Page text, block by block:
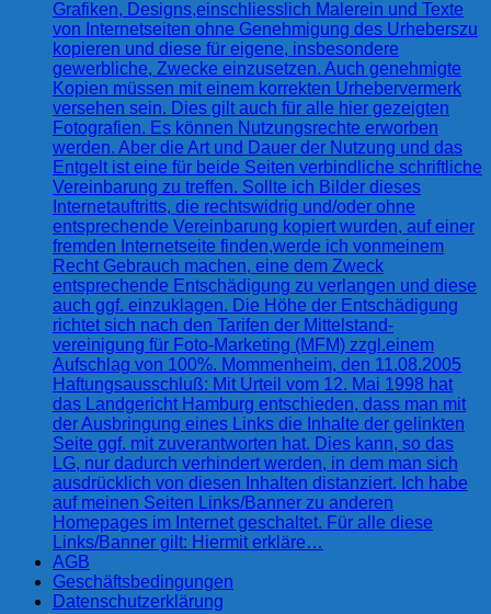
Grafiken, Designs,einschliesslich Malerein und Texte
von Internetseiten ohne Genehmigung des Urheberszu
kopieren und diese für eigene, insbesondere
gewerbliche, Zwecke einzusetzen. Auch genehmigte
Kopien müssen mit einem korrekten Urhebervermerk
versehen sein. Dies gilt auch für alle hier gezeigten
Fotografien. Es können Nutzungsrechte erworben
werden. Aber die Art und Dauer der Nutzung und das
Entgelt ist eine für beide Seiten verbindliche schriftliche
Vereinbarung zu treffen. Sollte ich Bilder dieses
Internetauftritts, die rechtswidrig und/oder ohne
entsprechende Vereinbarung kopiert wurden, auf einer
fremden Internetseite finden,werde ich vonmeinem
Recht Gebrauch machen, eine dem Zweck
entsprechende Entschädigung zu verlangen und diese
auch ggf. einzuklagen. Die Höhe der Entschädigung
richtet sich nach den Tarifen der Mittelstand-
vereinigung für Foto-Marketing (MFM) zzgl.einem
Aufschlag von 100%. Mommenheim, den 11.08.2005
Haftungsausschluß: Mit Urteil vom 12. Mai 1998 hat
das Landgericht Hamburg entschieden, dass man mit
der Ausbringung eines Links die Inhalte der gelinkten
Seite ggf. mit zuverantworten hat. Dies kann, so das
LG, nur dadurch verhindert werden, in dem man sich
ausdrücklich von diesen Inhalten distanziert. Ich habe
auf meinen Seiten Links/Banner zu anderen
Homepages im Internet geschaltet. Für alle diese
Links/Banner gilt: Hiermit erkläre…
AGB
Geschäftsbedingungen
Datenschutzerklärung